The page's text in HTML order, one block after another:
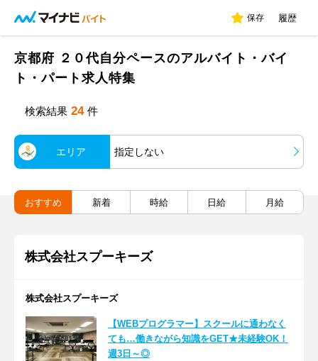
保存 履歴
京都府 ２０代自分ペースのアルバイト・バイ
ト・パート求人特集
検索結果 24 件
エリア 指定しない
おすすめ 新着 時給 日給 月給
株式会社スプーキーズ
株式会社スプーキーズ
【WEBプログラマー】スクールに通わなく
ても…働きながら知識をGET★未経験OK！
週3日～◎